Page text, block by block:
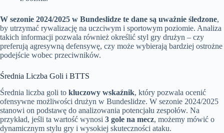
W sezonie 2024/2025 w Bundeslidze te dane są uważnie śledzone,
by utrzymać rywalizację na uczciwym i sportowym poziomie. Analiza
takich informacji pozwala również określić styl gry drużyn – czy
preferują agresywną defensywę, czy może wybierają bardziej ostrożne
podejście wobec przeciwników.
Średnia Liczba Goli i BTTS
Średnia liczba goli to kluczowy wskaźnik, który pozwala ocenić
ofensywne możliwości drużyn w Bundeslidze. W sezonie 2024/2025
stanowi on podstawę do analizowania potencjału zespołów. Na
przykład, jeśli ta wartość wynosi 3 gole na mecz, możemy mówić o
dynamicznym stylu gry i wysokiej skuteczności ataku.